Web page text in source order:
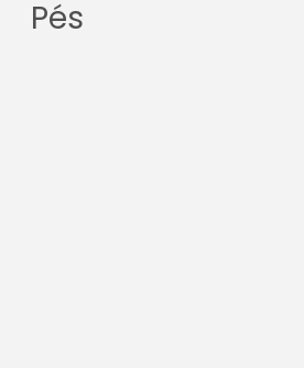
Pés